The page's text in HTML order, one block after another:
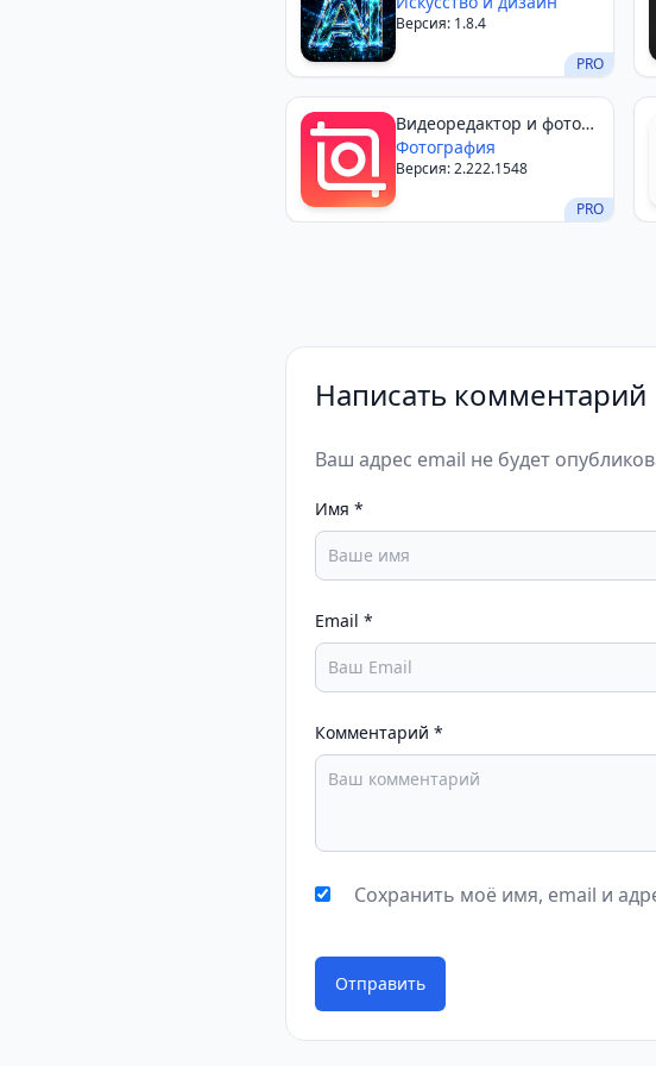
PRO
Версия: 1.8.4
PRO
Видеоредактор и фото
— InShot
Фотография
Версия: 2.222.1548
Написать комментарий
Ваш адрес email не будет
Имя *
Email *
Комментарий *
Сохранить моё имя, email и
Отправить